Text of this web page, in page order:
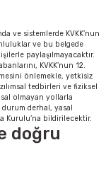
ve sistemlerde KVKK’nun
ve bu belgede
paylaşılmayacaktır.
KVKK’nun 12.
önlemekle, yetkisiz
tedbirleri ve fiziksel
olmayan yollarla
derhal, yasal
Kurulu’na bildirilecektir.
doğru